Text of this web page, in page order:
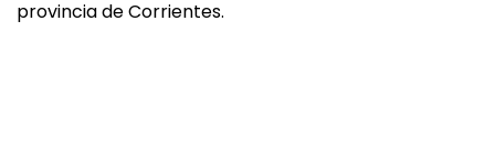
provincia de Corrientes.